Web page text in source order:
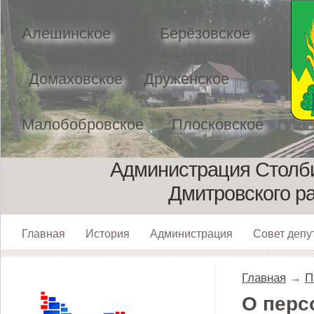
Алешинское Берёзовское
Домаховское Друженское
Малобобровское Плосковское
Главная История Администрация Совет
Администрация
Дмитровского
Главная →
О